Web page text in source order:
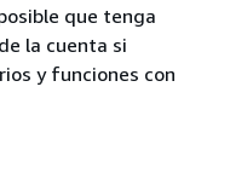
que tenga
la cuenta si
y funciones con